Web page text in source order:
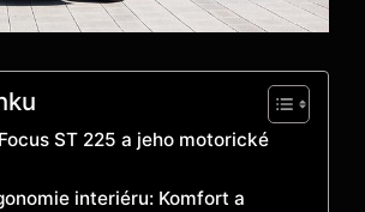
ST 225 a jeho motorické
interiéru: Komfort a